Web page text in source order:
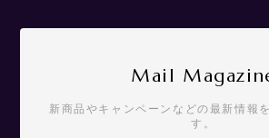
Mail
新商品やキャンペーンなどの最新情報
す。